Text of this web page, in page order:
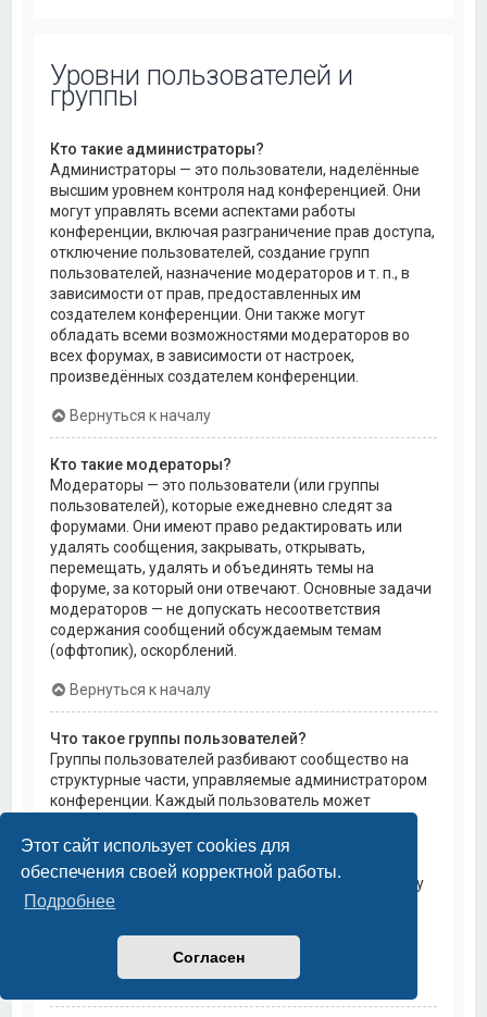
Этот сайт использует cookies для
обеспечения своей корректной работы.
Подробнее
Согласен
Уровни пользователей и
группы
Кто такие администраторы?
Администраторы — это пользователи, наделённые
высшим уровнем контроля над конференцией. Они
могут управлять всеми аспектами работы
конференции, включая разграничение прав доступа,
отключение пользователей, создание групп
пользователей, назначение модераторов и т. п., в
зависимости от прав, предоставленных им
создателем конференции. Они также могут
обладать всеми возможностями модераторов во
всех форумах, в зависимости от настроек,
произведённых создателем конференции.
Вернуться к началу
Кто такие модераторы?
Модераторы — это пользователи (или группы
пользователей), которые ежедневно следят за
форумами. Они имеют право редактировать или
удалять сообщения, закрывать, открывать,
перемещать, удалять и объединять темы на
форуме, за который они отвечают. Основные задачи
модераторов — не допускать несоответствия
содержания сообщений обсуждаемым темам
(оффтопик), оскорблений.
Вернуться к началу
Что такое группы пользователей?
Группы пользователей разбивают сообщество на
структурные части, управляемые администратором
конференции. Каждый пользователь может
могут быть назначены индивидуальные права
доступа. Это облегчает администраторам
назначение прав доступа одновременно большому
количеству пользователей, например, изменение
пользователям доступа к приватным форумам.
Вернуться к началу